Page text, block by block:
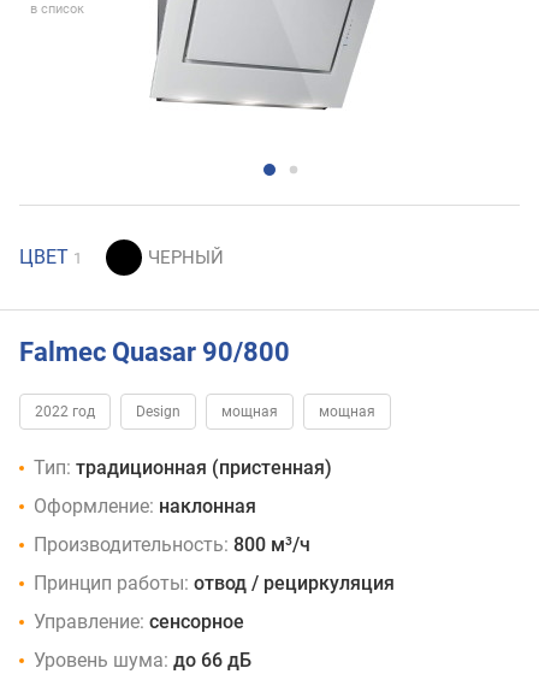
в список
ЦВЕТ 1
Falmec Quasar 90/800
2022 год Design мощная мощная
Тип: традиционная (пристенная)
Оформление: наклонная
Производительность: 800 м³/ч
Принцип работы: отвод / рециркуляция
Управление: сенсорное
Уровень шума: до 66 дБ